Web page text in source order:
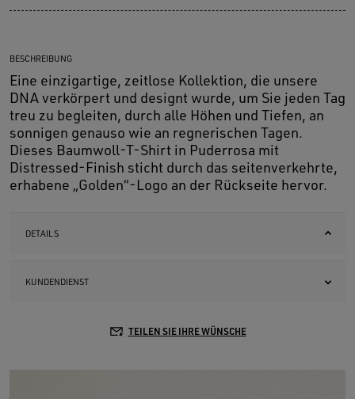
BESCHREIBUNG
Eine einzigartige, zeitlose Kollektion, die unsere
DNA verkörpert und designt wurde, um Sie jeden Tag
treu zu begleiten, durch alle Höhen und Tiefen, an
sonnigen genauso wie an regnerischen Tagen.
Dieses Baumwoll-T-Shirt in Puderrosa mit
Distressed-Finish sticht durch das seitenverkehrte,
erhabene „Golden“-Logo an der Rückseite hervor.
DETAILS
KUNDENDIENST
TEILEN SIE IHRE WÜNSCHE